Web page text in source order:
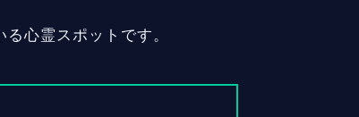
心霊スポットです。